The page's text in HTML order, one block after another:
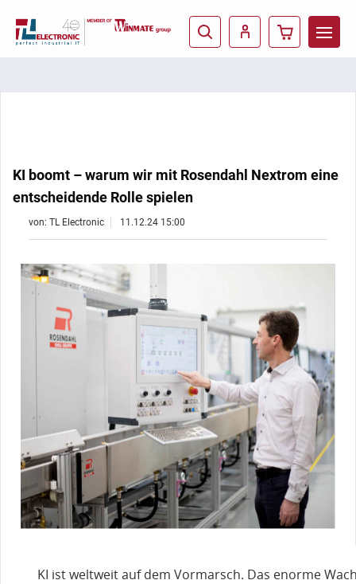
KI boomt – warum wir mit Rosendahl Nextrom eine
entscheidende Rolle spielen
von: TL Electronic 11.12.24 15:00
KI ist weltweit auf dem Vormarsch. Das enorme